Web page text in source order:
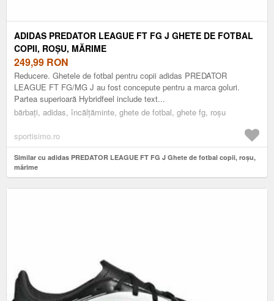
ADIDAS PREDATOR LEAGUE FT FG J GHETE DE FOTBAL
COPII, ROȘU, MĂRIME
249,99 RON
Reducere. Ghetele de fotbal pentru copii adidas PREDATOR
LEAGUE FT FG/MG J au fost concepute pentru a marca goluri.
Partea superioară Hybridfeel include text...
bărbați, adidas, încălțăminte, ghete de fotbal, ghete fg, roșu
sportisimo.ro
Similar cu adidas PREDATOR LEAGUE FT FG J Ghete de fotbal copii, roșu,
mărime